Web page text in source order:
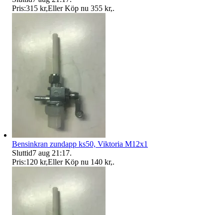
Pris:315 kr,Eller Köp nu 355 kr,.
Bensinkran zundapp ks50, Viktoria M12x1
Sluttid7 aug 21:17.
Pris:120 kr,Eller Köp nu 140 kr,.